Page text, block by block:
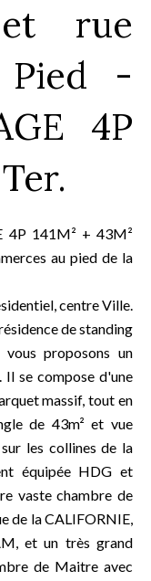
et rue
Pied -
4P
4P 141M² + 43M²
au pied de la
centre Ville.
de standing
proposons un
Il se compose d'une
massif, tout en
de 43m² et vue
les collines de la
équipée HDG et
vaste chambre de
de la CALIFORNIE,
et un très grand
de Maitre avec